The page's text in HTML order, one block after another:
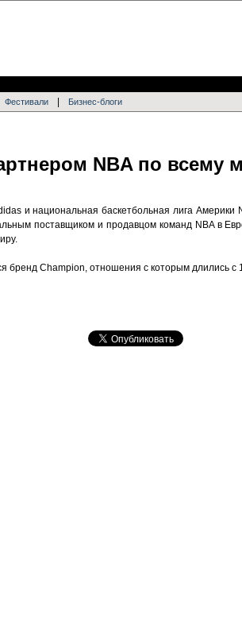
Фестивали Бизнес-блоги
NBA по всему
и национальная баскетбольная лига Америки
поставщиком и продавцом команд NBA в
Champion, отношения с которым длились с